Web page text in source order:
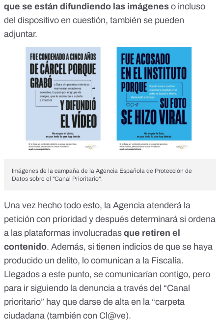
que se están difundiendo las imágenes o incluso
del dispositivo en cuestión, también se pueden
adjuntar.
Imágenes de la campaña de la Agencia Española de Protección de
Datos sobre el "Canal Prioritario".
Una vez hecho todo esto, la Agencia atenderá la
petición con prioridad y después determinará si ordena
a las plataformas involucradas que retiren el
contenido. Además, si tienen indicios de que se haya
producido un delito, lo comunican a la Fiscalía.
Llegados a este punto, se comunicarían contigo, pero
para ir siguiendo la denuncia a través del “Canal
prioritario” hay que darse de alta en la “carpeta
ciudadana (también con Cl@ve).